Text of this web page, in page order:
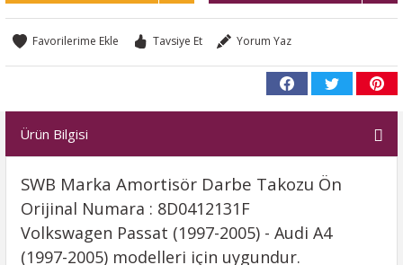
Tavsiye Et Yorum Yaz
Ürün Bilgisi
SWB Marka Amortisör Darbe Takozu Ön
Orijinal Numara : 8D0412131F
Volkswagen Passat (1997-2005) - Audi A4
(1997-2005) modelleri için uygundur.